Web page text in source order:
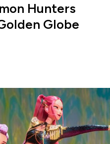
Hunters
Globe